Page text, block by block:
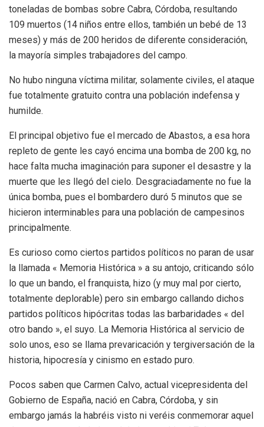
toneladas de bombas sobre Cabra, Córdoba, resultando
109 muertos (14 niños entre ellos, también un bebé de 13
meses) y más de 200 heridos de diferente consideración,
la mayoría simples trabajadores del campo.
No hubo ninguna víctima militar, solamente civiles, el ataque
fue totalmente gratuito contra una población indefensa y
humilde.
El principal objetivo fue el mercado de Abastos, a esa hora
repleto de gente les cayó encima una bomba de 200 kg, no
hace falta mucha imaginación para suponer el desastre y la
muerte que les llegó del cielo. Desgraciadamente no fue la
única bomba, pues el bombardero duró 5 minutos que se
hicieron interminables para una población de campesinos
principalmente.
Es curioso como ciertos partidos políticos no paran de usar
la llamada « Memoria Histórica » a su antojo, criticando sólo
lo que un bando, el franquista, hizo (y muy mal por cierto,
totalmente deplorable) pero sin embargo callando dichos
partidos políticos hipócritas todas las barbaridades « del
otro bando », el suyo. La Memoria Histórica al servicio de
solo unos, eso se llama prevaricación y tergiversación de la
historia, hipocresía y cinismo en estado puro.
Pocos saben que Carmen Calvo, actual vicepresidenta del
Gobierno de España, nació en Cabra, Córdoba, y sin
embargo jamás la habréis visto ni veréis conmemorar aquel